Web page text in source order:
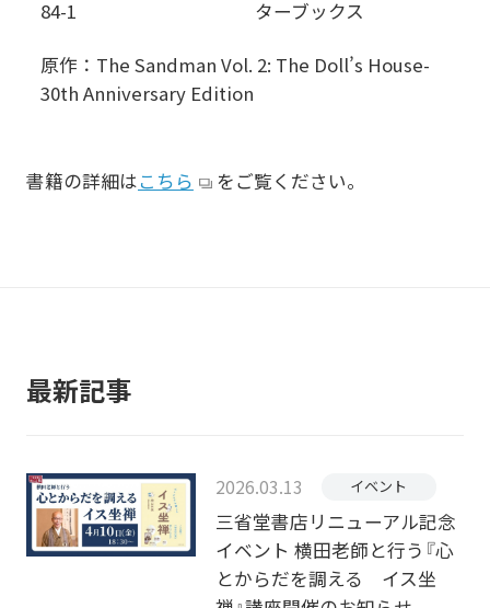
84-1
ターブックス
原作：The Sandman Vol. 2: The Doll’s House-
30th Anniversary Edition
書籍の詳細はこちら をご覧ください。
最新記事
2026.03.13 イベント
三省堂書店リニューアル記念
イベント 横田老師と行う『心
とからだを調える イス坐